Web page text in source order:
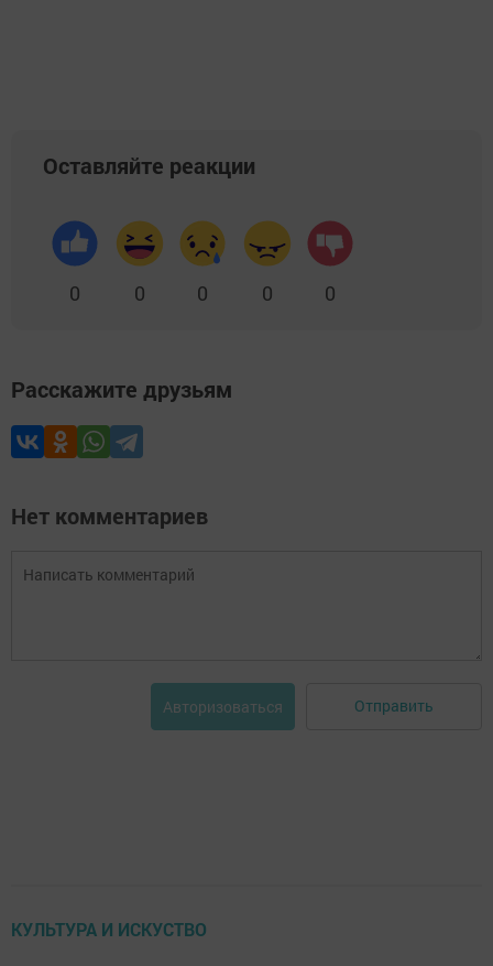
Оставляйте реакции
0 0 0 0 0
Расскажите друзьям
Нет комментариев
Авторизоваться Отправить
КУЛЬТУРА И ИСКУСТВО